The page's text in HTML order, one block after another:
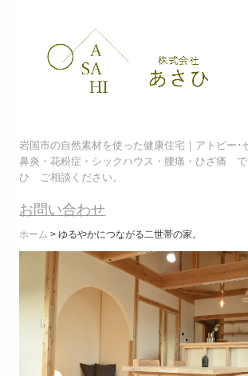
ホーム
清活畳
幻の漆喰
音響熟成木材
一体型太陽光発電
ZEH
イベント・見学会
岩国市の自然素材を使った健康住宅｜ アトピー･
鼻炎・花粉症・シックハウス・腰痛・ひざ痛
ひ ご相談ください。
お問い合わせ
ホーム ゆるやかにつながる二世帯の家。